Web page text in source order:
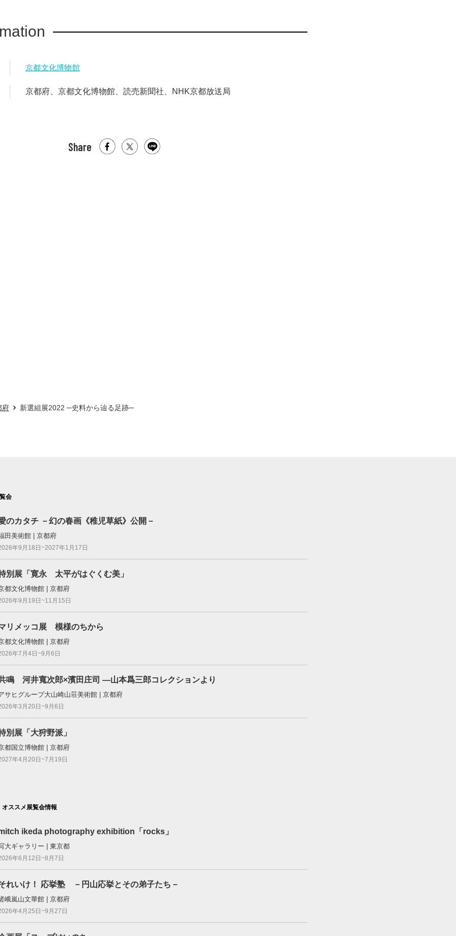
京都文化博物館
京都府、京都文化博物館、読売新聞社、NHK京都放送局
Share
府 新選組展2022 ─史料から辿る足跡─
会
のカタチ －幻の春画《稚児草紙》公開－
田美術館 | 京都府
年9月18日~2027年1月17日
別展「寛永 太平がはぐくむ美」
都文化博物館 | 京都府
年9月19日~11月15日
リメッコ展 模様のちから
都文化博物館 | 京都府
年7月4日~9月6日
鳴 河井寬次郎×濱田庄司 ―山本爲三郎コレクションより
サヒグループ大山崎山荘美術館 | 京都府
年3月20日~9月6日
別展「大狩野派」
都国立博物館 | 京都府
年4月20日~7月19日
オススメ展覧会情報
ikeda photography exhibition「rocks」
大ギャラリー | 東京都
年6月12日~8月7日
れいけ！ 応挙塾 －円山応挙とその弟子たち－
峨嵐山文華館 | 京都府
年4月25日~9月27日